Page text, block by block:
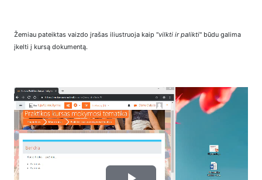
Žemiau pateiktas vaizdo įrašas iliustruoja kaip "vilkti ir palikti" būdu galima
įkelti į kursą dokumentą.